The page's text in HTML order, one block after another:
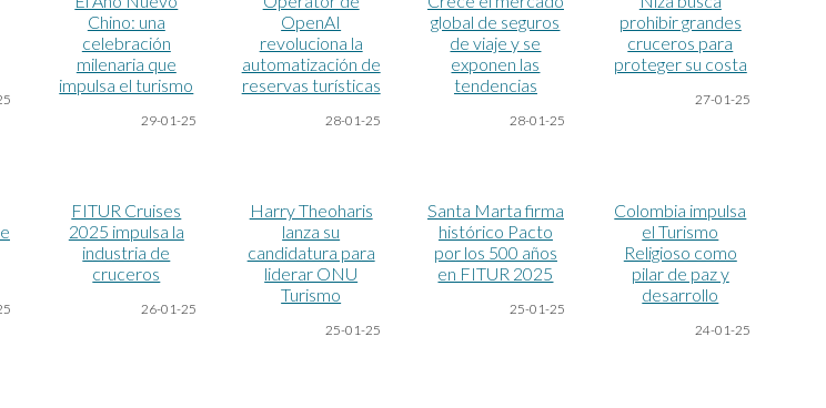
Chino: una
celebración
milenaria que
impulsa el turismo
29-01-25
OpenAI
revoluciona la
automatización de
reservas turísticas
28-01-25
global de seguros
de viaje y se
exponen las
tendencias
28-01-25
prohibir grandes
cruceros para
proteger su costa
27-01-25
FITUR Cruises
2025 impulsa la
industria de
cruceros
26-01-25
Harry Theoharis
lanza su
candidatura para
liderar ONU
Turismo
25-01-25
Santa Marta firma
histórico Pacto
por los 500 años
en FITUR 2025
25-01-25
Colombia impulsa
el Turismo
Religioso como
pilar de paz y
desarrollo
24-01-25